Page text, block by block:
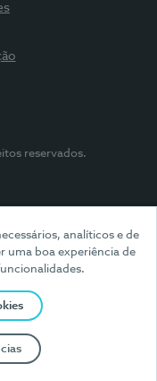
analíticos e de
uma boa experiência de
reservados.